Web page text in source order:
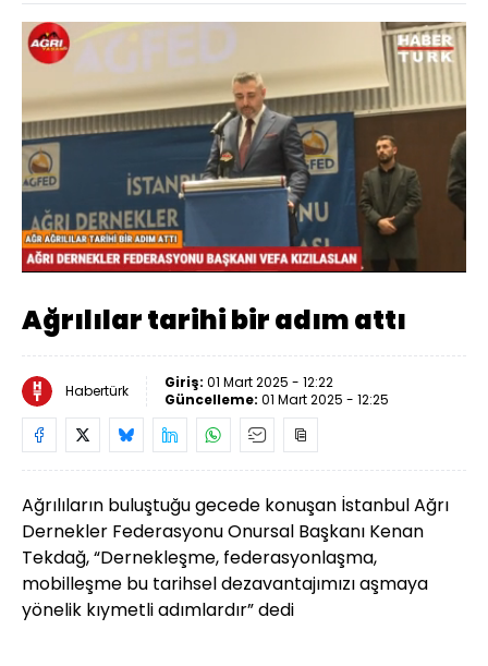
Sesi
Aç
Yüklendi:
6.94%
Hızı
Ağrılılar tarihi bir adım attı
Habertürk Giriş: 01 Mart 2025 - 12:22
Güncelleme: 01 Mart 2025 - 12:25
Ağrılıların buluştuğu gecede konuşan İstanbul Ağrı
Dernekler Federasyonu Onursal Başkanı Kenan
Tekdağ, “Dernekleşme, federasyonlaşma,
mobilleşme bu tarihsel dezavantajımızı aşmaya
yönelik kıymetli adımlardır” dedi